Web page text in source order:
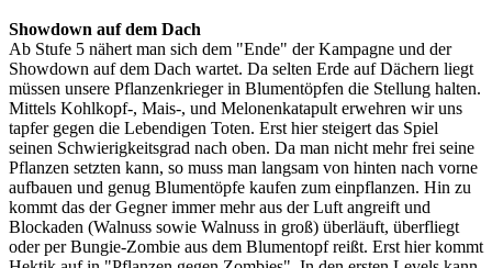
Showdown auf dem Dach
Ab Stufe 5 nähert man sich dem "Ende" der Kampagne und der
Showdown auf dem Dach wartet. Da selten Erde auf Dächern liegt
müssen unsere Pflanzenkrieger in Blumentöpfen die Stellung halten.
Mittels Kohlkopf-, Mais-, und Melonenkatapult erwehren wir uns
tapfer gegen die Lebendigen Toten. Erst hier steigert das Spiel
seinen Schwierigkeitsgrad nach oben. Da man nicht mehr frei seine
Pflanzen setzten kann, so muss man langsam von hinten nach vorne
aufbauen und genug Blumentöpfe kaufen zum einpflanzen. Hin zu
kommt das der Gegner immer mehr aus der Luft angreift und
Blockaden (Walnuss sowie Walnuss in groß) überläuft, überfliegt
oder per Bungie-Zombie aus dem Blumentopf reißt. Erst hier kommt